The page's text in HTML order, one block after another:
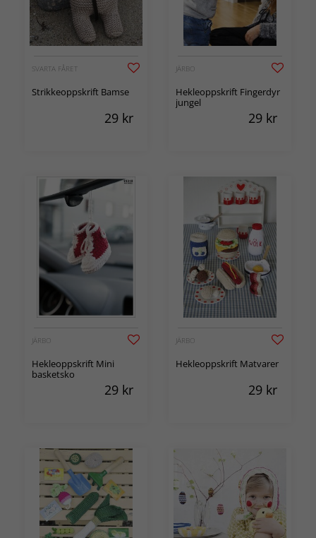
SVARTA FÅRET
Strikkeoppskrift Bamse
29 kr
JÄRBO
Hekleoppskrift Fingerdyr
jungel
29 kr
JÄRBO
Hekleoppskrift Mini
basketsko
29 kr
JÄRBO
Hekleoppskrift Matvarer
29 kr